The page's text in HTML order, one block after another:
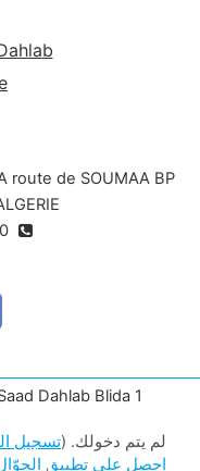
route de SOUMAA BP
Dahlab Blida 1
لم يتم دخولك. (تسجيل
احصل على تطبيق